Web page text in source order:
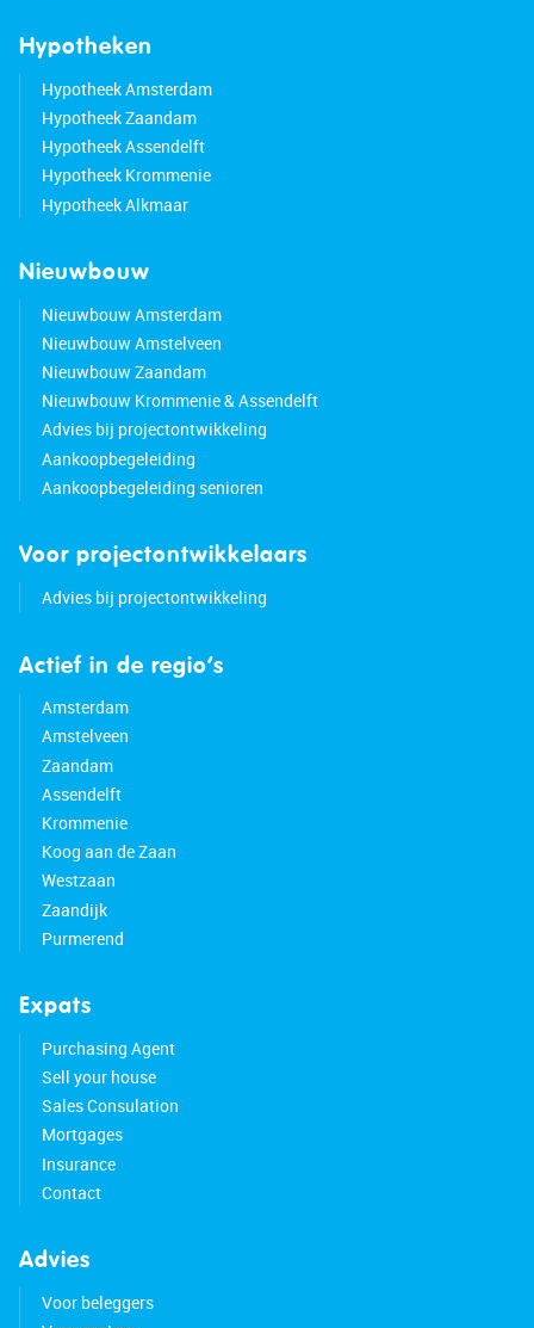
Hypotheken
Hypotheek Amsterdam
Hypotheek Zaandam
Hypotheek Assendelft
Hypotheek Krommenie
Hypotheek Alkmaar
Nieuwbouw
Nieuwbouw Amsterdam
Nieuwbouw Amstelveen
Nieuwbouw Zaandam
Nieuwbouw Krommenie & Assendelft
Advies bij projectontwikkeling
Aankoopbegeleiding
Aankoopbegeleiding senioren
Voor projectontwikkelaars
Advies bij projectontwikkeling
Actief in de regio’s
Amsterdam
Amstelveen
Zaandam
Assendelft
Krommenie
Koog aan de Zaan
Westzaan
Zaandijk
Purmerend
Expats
Purchasing Agent
Sell your house
Sales Consulation
Mortgages
Insurance
Contact
Advies
Voor beleggers